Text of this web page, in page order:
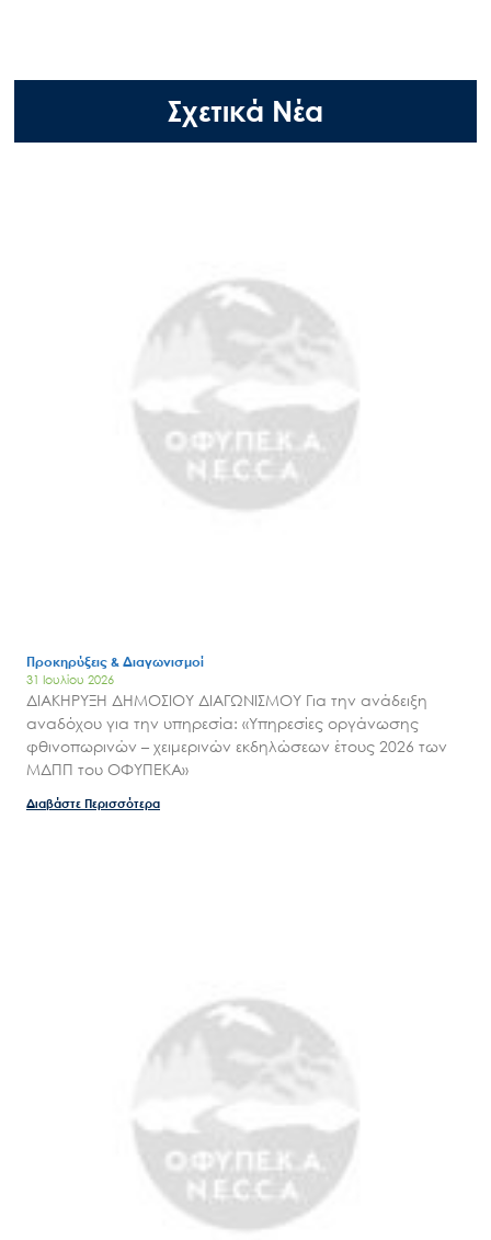
Search
Ο.ΦΥ.ΠΕ.Κ.Α.
Νέα – Δημοσιότητα
Άξονες δράσης
Μ.Δ.Π.Π.
Έργα
Σχετικά Νέα
Προκηρύξεις & Διαγωνισμοί
31 Ιουλίου 2026
ΔΙΑΚΗΡΥΞΗ ΔΗΜΟΣΙΟΥ ΔΙΑΓΩΝΙΣΜΟΥ Για την ανάδειξη
αναδόχου για την υπηρεσία: «Υπηρεσίες οργάνωσης
φθινοπωρινών – χειμερινών εκδηλώσεων έτους 2026 των
ΜΔΠΠ του ΟΦΥΠΕΚΑ»
Διαβάστε Περισσότερα